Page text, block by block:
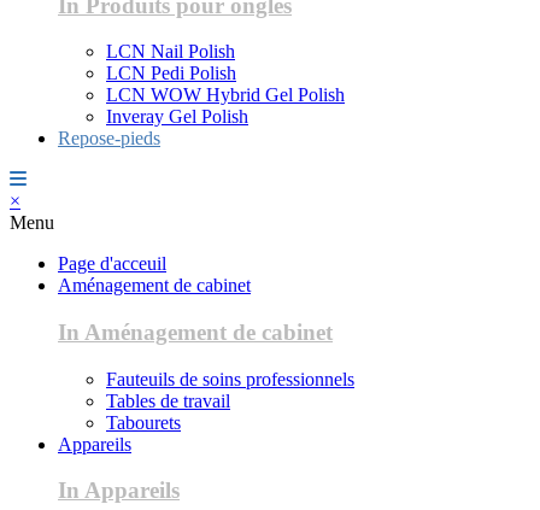
LCN Nail Polish
LCN Pedi Polish
LCN WOW Hybrid Gel Polish
Inveray Gel Polish
Repose-pieds
×
Menu
Page d'acceuil
Aménagement de cabinet
In Aménagement de cabinet
Fauteuils de soins professionnels
Tables de travail
Tabourets
Appareils
In Appareils